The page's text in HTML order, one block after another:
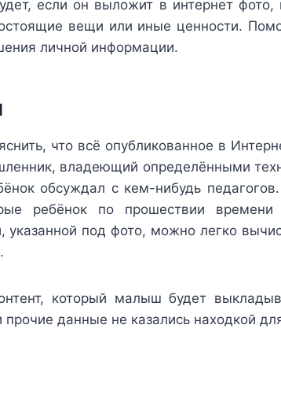
если он выложит в интернет фото,
вещи или иные ценности.
личной информации.
что всё опубликованное в
владеющий определёнными
обсуждал с кем-нибудь
ребёнок по прошествии
указанной под фото, можно легко
который малыш будет
данные не казались находкой